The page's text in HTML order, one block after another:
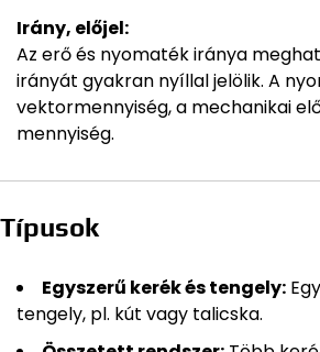
Irány, előjel:
Az erő és nyomaték iránya
irányát gyakran nyíllal jelölik. A
vektormennyiség, a mechanikai
mennyiség.
Típusok
Egyszerű kerék és tengely:
tengely, pl. kút vagy talicska.